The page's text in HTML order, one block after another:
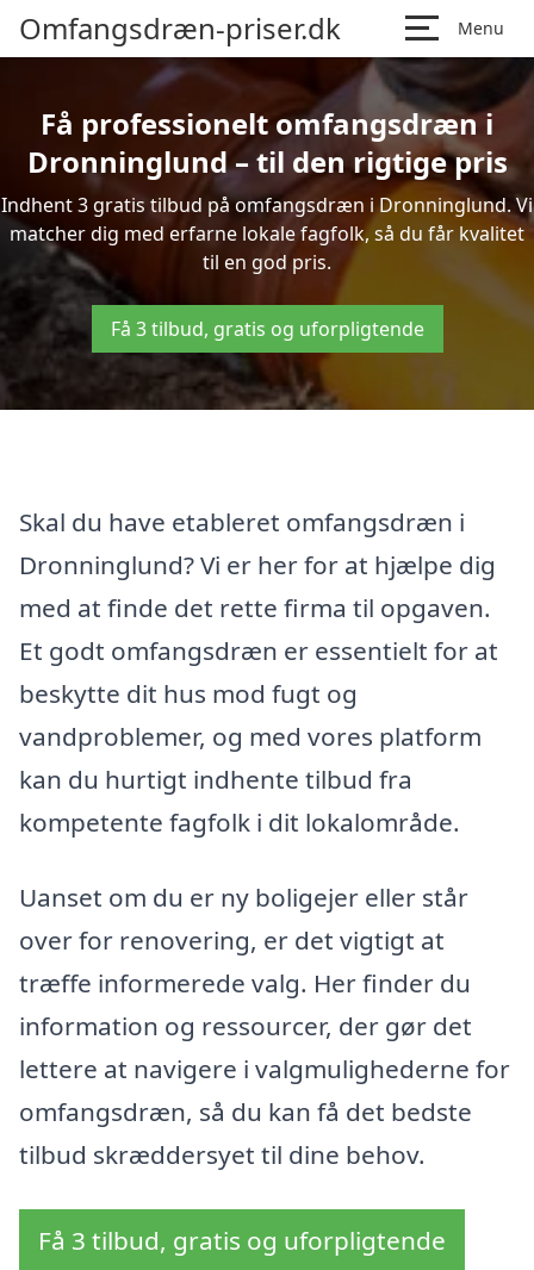
Omfangsdræn-priser.dk Menu
Få professionelt omfangsdræn i
Dronninglund – til den rigtige pris
Indhent 3 gratis tilbud på omfangsdræn i Dronninglund. Vi
matcher dig med erfarne lokale fagfolk, så du får kvalitet
til en god pris.
Få 3 tilbud, gratis og uforpligtende
Skal du have etableret omfangsdræn i
Dronninglund? Vi er her for at hjælpe dig
med at finde det rette firma til opgaven.
Et godt omfangsdræn er essentielt for at
beskytte dit hus mod fugt og
vandproblemer, og med vores platform
kan du hurtigt indhente tilbud fra
kompetente fagfolk i dit lokalområde.
Uanset om du er ny boligejer eller står
over for renovering, er det vigtigt at
træffe informerede valg. Her finder du
information og ressourcer, der gør det
lettere at navigere i valgmulighederne for
omfangsdræn, så du kan få det bedste
tilbud skræddersyet til dine behov.
Få 3 tilbud, gratis og uforpligtende